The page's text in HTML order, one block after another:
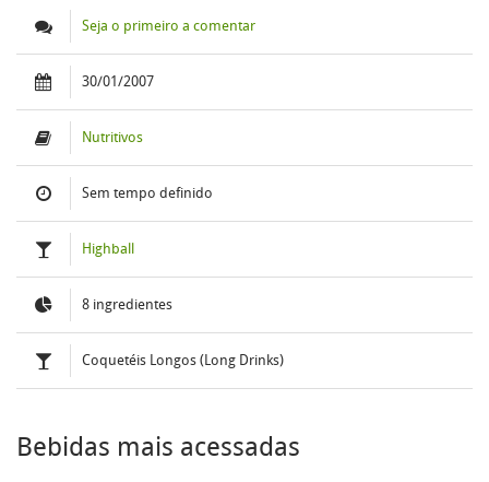
Seja o primeiro a comentar
30/01/2007
Nutritivos
Sem tempo definido
Highball
8 ingredientes
Coquetéis Longos (Long Drinks)
Bebidas mais acessadas